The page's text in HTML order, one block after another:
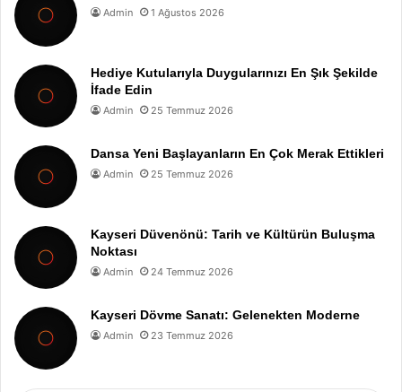
Admin 1 Ağustos 2026
Hediye Kutularıyla Duygularınızı En Şık Şekilde
İfade Edin
Admin 25 Temmuz 2026
Dansa Yeni Başlayanların En Çok Merak Ettikleri
Admin 25 Temmuz 2026
Kayseri Düvenönü: Tarih ve Kültürün Buluşma
Noktası
Admin 24 Temmuz 2026
Kayseri Dövme Sanatı: Gelenekten Moderne
Admin 23 Temmuz 2026